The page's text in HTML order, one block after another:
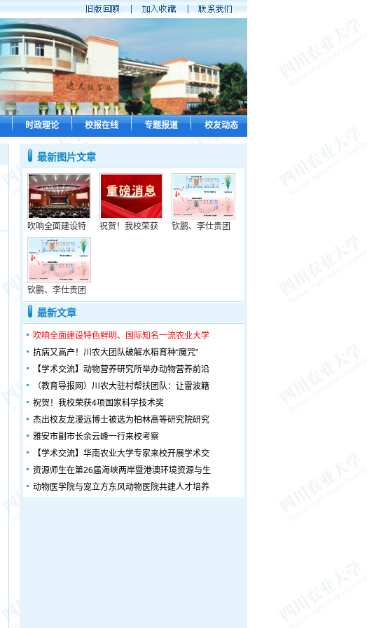
时政理论 校报在线 专题报道 校友动态
最新图片文章
吹响全面建设特 祝贺！我校荣获 钦鹏、李仕贵团
钦鹏、李仕贵团
最新文章
吹响全面建设特色鲜明、国际知名一流农业大学
抗病又高产！川农大团队破解水稻育种“魔咒”
【学术交流】动物营养研究所举办动物营养前沿
（教育导报网）川农大驻村帮扶团队：让雷波籍
祝贺！我校荣获4项国家科学技术奖
杰出校友龙漫远博士被选为柏林高等研究院研究
雅安市副市长余云峰一行来校考察
【学术交流】华南农业大学专家来校开展学术交
资源师生在第26届海峡两岸暨港澳环境资源与生
动物医学院与宠立方东风动物医院共建人才培养